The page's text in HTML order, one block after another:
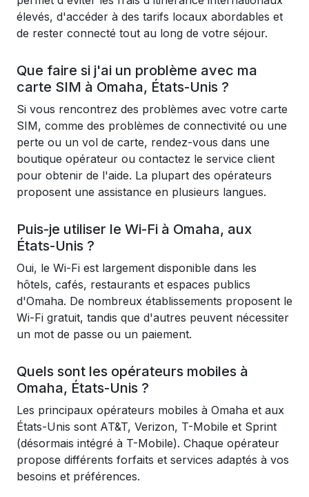
élevés, d'accéder à des tarifs locaux abordables et
de rester connecté tout au long de votre séjour.
Que faire si j'ai un problème avec ma
carte SIM à Omaha, États-Unis ?
Si vous rencontrez des problèmes avec votre carte
SIM, comme des problèmes de connectivité ou une
perte ou un vol de carte, rendez-vous dans une
boutique opérateur ou contactez le service client
pour obtenir de l'aide. La plupart des opérateurs
proposent une assistance en plusieurs langues.
Puis-je utiliser le Wi-Fi à Omaha, aux
États-Unis ?
Oui, le Wi-Fi est largement disponible dans les
hôtels, cafés, restaurants et espaces publics
d'Omaha. De nombreux établissements proposent le
Wi-Fi gratuit, tandis que d'autres peuvent nécessiter
un mot de passe ou un paiement.
Quels sont les opérateurs mobiles à
Omaha, États-Unis ?
Les principaux opérateurs mobiles à Omaha et aux
États-Unis sont AT&T, Verizon, T-Mobile et Sprint
(désormais intégré à T-Mobile). Chaque opérateur
propose différents forfaits et services adaptés à vos
besoins et préférences.